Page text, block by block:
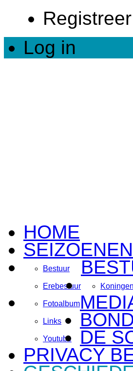
Registreer
Log in
HOME
Bestuur
Erebestuur
Fotoalbum
Links
Youtube
DE
PRIVACY